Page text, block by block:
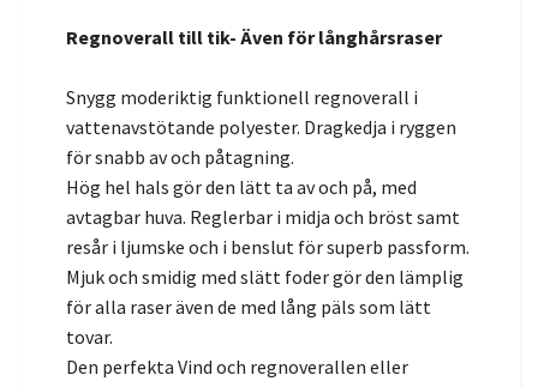
Regnoverall till tik- Även för långhårsraser
Snygg moderiktig funktionell regnoverall i
vattenavstötande polyester. Dragkedja i ryggen
för snabb av och påtagning.
Hög hel hals gör den lätt ta av och på, med
avtagbar huva. Reglerbar i midja och bröst samt
resår i ljumske och i benslut för superb passform.
Mjuk och smidig med slätt foder gör den lämplig
för alla raser även de med lång päls som lätt
tovar.
Den perfekta Vind och regnoverallen eller